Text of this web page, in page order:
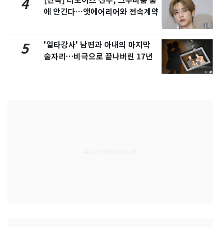
4
에 안긴다…앳에어리어와 전속계약
5
'일타강사' 남편과 아내의 마지막
술자리…비극으로 끝나버린 17년